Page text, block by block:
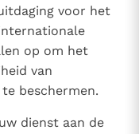
voor het
op om het
van
beschermen.
dienst aan de